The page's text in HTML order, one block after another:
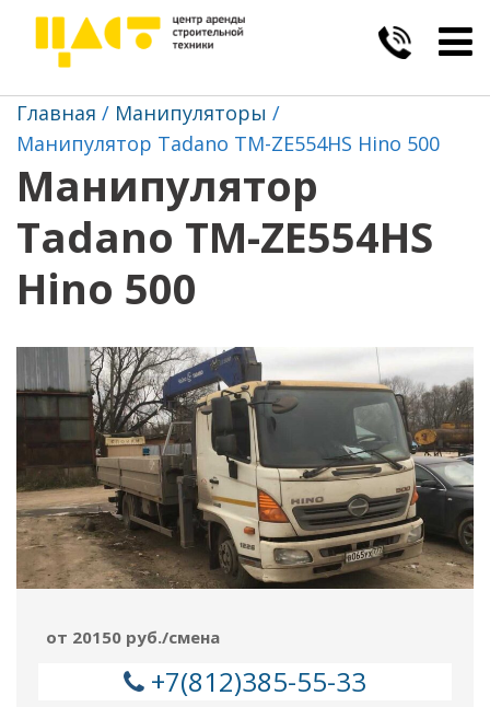
Главная
Манипуляторы
Манипулятор Tadano TM-ZE554HS Hino 500
Манипулятор
Tadano TM-ZE554HS
Hino 500
от 20150 руб./смена
+7(812)385-55-33